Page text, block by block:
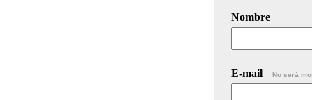
Nombre
E-mail No será